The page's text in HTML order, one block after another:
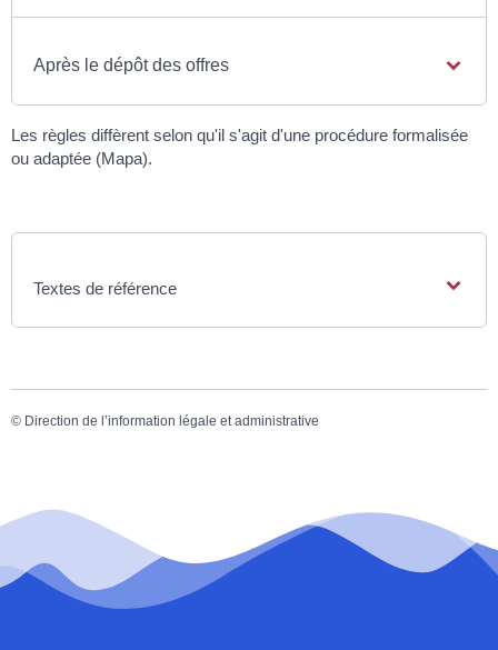
Après le dépôt des offres
Les règles diffèrent selon qu'il s'agit d'une procédure formalisée
ou adaptée (Mapa).
Textes de référence
© Direction de l’information légale et administrative